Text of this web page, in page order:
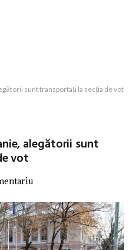
sunt transportați la secția de vot
alegătorii sunt
vot